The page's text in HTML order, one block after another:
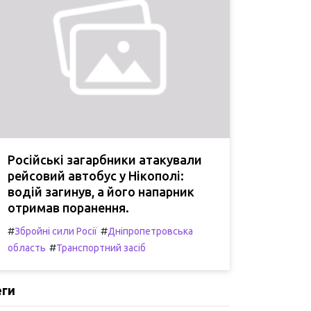
Російські загарбники атакували
рейсовий автобус у Нікополі:
водій загинув, а його напарник
отримав поранення.
#Збройні сили Росії #Дніпропетровська
область #Транспортний засіб